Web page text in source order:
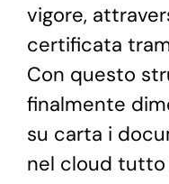
vigore,
certificata
Con questo
finalmente
su carta i
nel cloud tutto